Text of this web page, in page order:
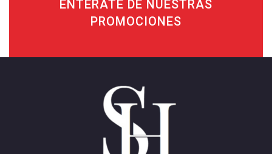
ENTÉRATE DE NUESTRAS
PROMOCIONES